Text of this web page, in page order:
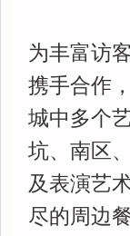
为丰富访
携手合作
城中多个
坑、南区
及表演艺
尽的周边